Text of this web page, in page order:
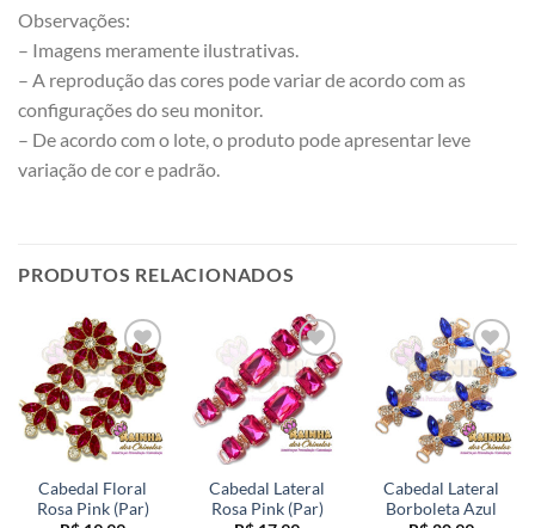
Observações:
– Imagens meramente ilustrativas.
– A reprodução das cores pode variar de acordo com as
configurações do seu monitor.
– De acordo com o lote, o produto pode apresentar leve
variação de cor e padrão.
PRODUTOS RELACIONADOS
Cabedal Floral
Rosa Pink (Par)
Cabedal Lateral
Rosa Pink (Par)
Cabedal Lateral
Borboleta Azul